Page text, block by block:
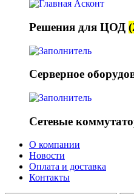
Решения для ЦОД
Серверное
Сетевые
О компании
Новости
Оплата и доставка
Контакты